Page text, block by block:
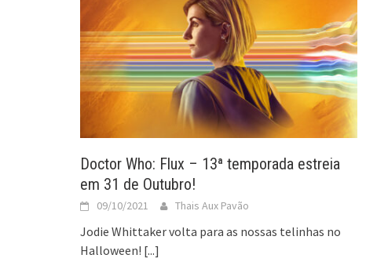
Doctor Who: Flux – 13ª temporada estreia
em 31 de Outubro!
09/10/2021 Thais Aux Pavão
Jodie Whittaker volta para as nossas telinhas no
Halloween! [...]